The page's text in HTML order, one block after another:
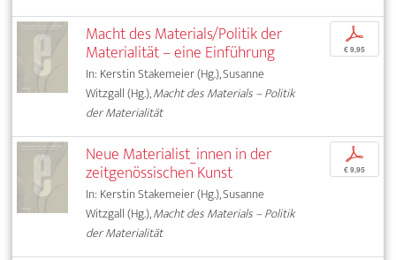
Macht des Materials/Politik der
Materialität – eine Einführung
In: Kerstin Stakemeier (Hg.), Susanne
Witzgall (Hg.),Macht des Materials – Politik
der Materialität
p
€ 9,95
Neue Materialist_innen in der
zeitgenössischen Kunst
In: Kerstin Stakemeier (Hg.), Susanne
Witzgall (Hg.),Macht des Materials – Politik
der Materialität
p
€ 9,95